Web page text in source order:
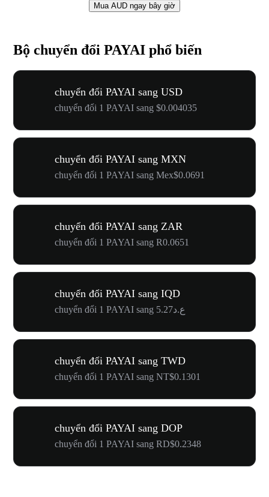
Mua AUD ngay bây giờ
Bộ chuyển đổi PAYAI phổ biến
chuyển đổi PAYAI sang USD
chuyển đổi 1 PAYAI sang $0.004035
chuyển đổi PAYAI sang MXN
chuyển đổi 1 PAYAI sang Mex$0.0691
chuyển đổi PAYAI sang ZAR
chuyển đổi 1 PAYAI sang R0.0651
chuyển đổi PAYAI sang IQD
chuyển đổi 1 PAYAI sang ع.د5.27
chuyển đổi PAYAI sang TWD
chuyển đổi 1 PAYAI sang NT$0.1301
chuyển đổi PAYAI sang DOP
chuyển đổi 1 PAYAI sang RD$0.2348